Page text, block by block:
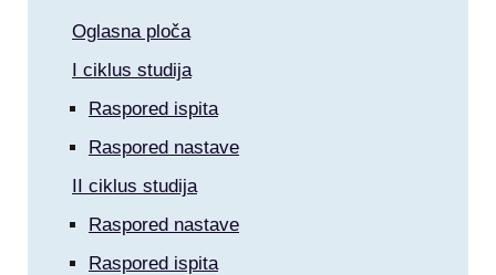
Oglasna ploča
I ciklus studija
Raspored ispita
Raspored nastave
II ciklus studija
Raspored nastave
Raspored ispita